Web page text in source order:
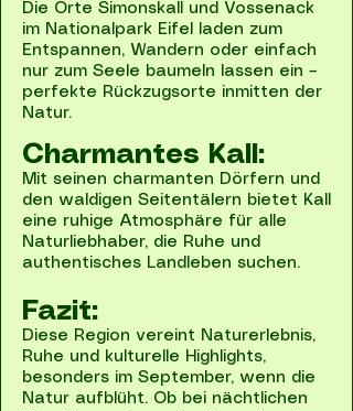
Die Orte Simonskall und Vossenack
im Nationalpark Eifel laden zum
Entspannen, Wandern oder einfach
nur zum Seele baumeln lassen ein –
perfekte Rückzugsorte inmitten der
Natur.
Charmantes Kall:
Mit seinen charmanten Dörfern und
den waldigen Seitentälern bietet Kall
eine ruhige Atmosphäre für alle
Naturliebhaber, die Ruhe und
authentisches Landleben suchen.
Fazit:
Diese Region vereint Naturerlebnis,
Ruhe und kulturelle Highlights,
besonders im September, wenn die
Natur aufblüht. Ob bei nächtlichen